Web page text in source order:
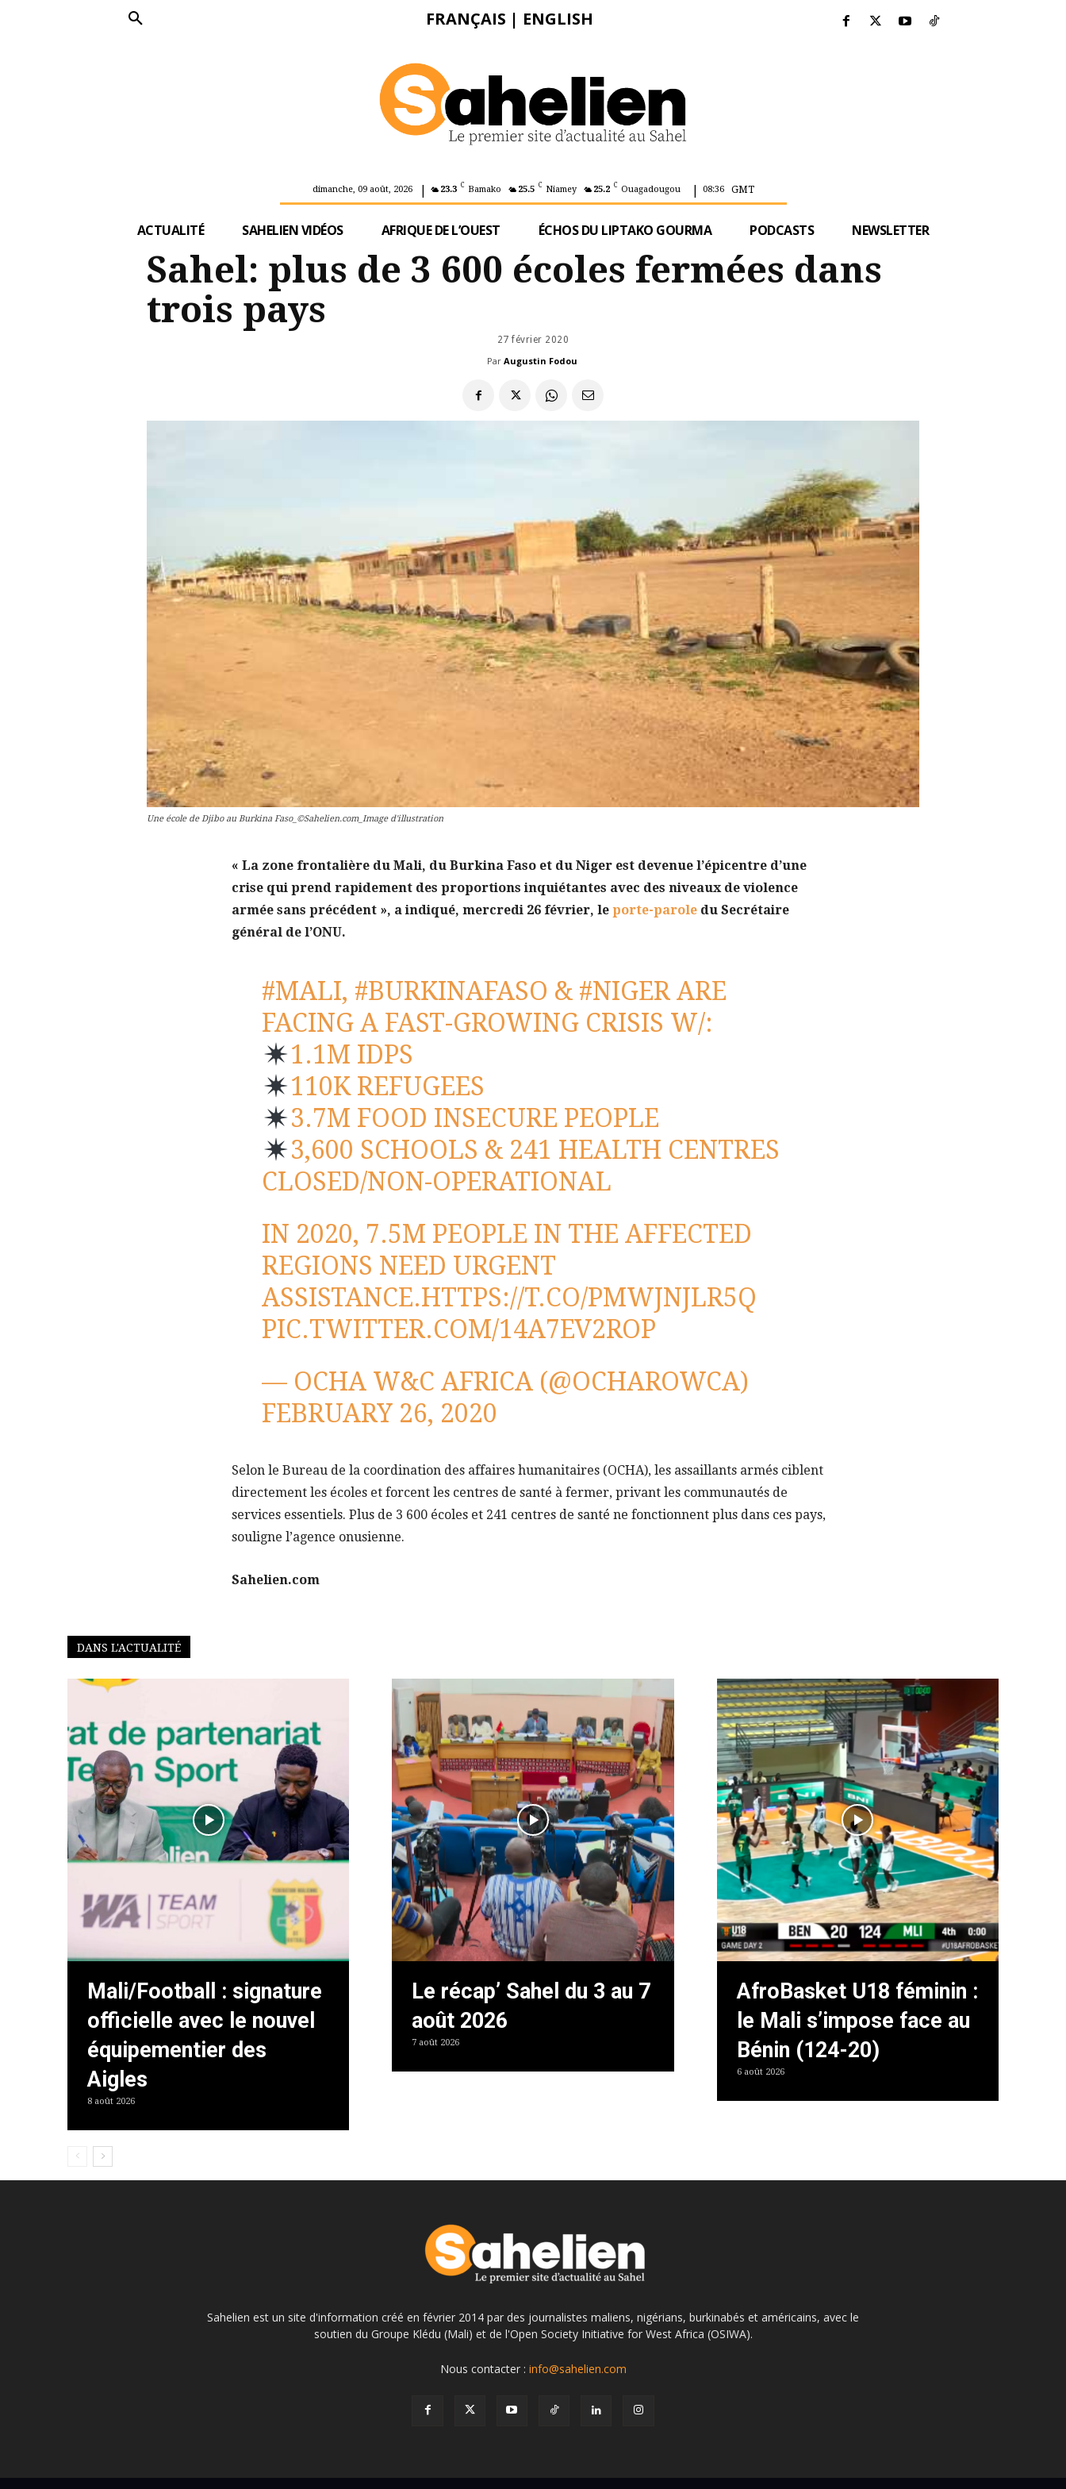
FRANÇAIS | ENGLISH
dimanche, 09 août, 2026 | 23.3 C Bamako 25.5 C Niamey 25.2 C Ouagadougou | 08:36 GMT
ACTUALITÉ SAHELIEN VIDÉOS AFRIQUE DE L’OUEST ÉCHOS DU LIPTAKO GOURMA PODCASTS NEWSLETTER
Sahel: plus de 3 600 écoles fermées dans
trois pays
27 février 2020
Par Augustin Fodou
Une école de Djibo au Burkina Faso_©Sahelien.com_Image d'illustration
« La zone frontalière du Mali, du Burkina Faso et du Niger est devenue l’épicentre d’une
crise qui prend rapidement des proportions inquiétantes avec des niveaux de violence
armée sans précédent », a indiqué, mercredi 26 février, le porte-parole du Secrétaire
général de l’ONU.
#MALI, #BURKINAFASO & #NIGERARE
FACING A FAST-GROWING CRISIS W/:
1.1M IDPS
110K REFUGEES
3.7M FOOD INSECURE PEOPLE
3,600 SCHOOLS & 241 HEALTH CENTRES
CLOSED/NON-OPERATIONAL
IN 2020, 7.5M PEOPLE IN THE AFFECTED
REGIONS NEED URGENT
ASSISTANCE.HTTPS://T.CO/PMWJNJLR5Q
PIC.TWITTER.COM/14A7EV2ROP
— OCHA W&C AFRICA (@OCHAROWCA)
FEBRUARY 26, 2020
Selon le Bureau de la coordination des affaires humanitaires (OCHA), les assaillants armés ciblent
directement les écoles et forcent les centres de santé à fermer, privant les communautés de
services essentiels. Plus de 3 600 écoles et 241 centres de santé ne fonctionnent plus dans ces pays,
souligne l’agence onusienne.
Sahelien.com
DANS L'ACTUALITÉ
Mali/Football : signature
officielle avec le nouvel
équipementier des
Aigles
8 août 2026
Le récap’ Sahel du 3 au 7
août 2026
7 août 2026
AfroBasket U18 féminin :
le Mali s’impose face au
Bénin (124-20)
6 août 2026
Sahelien est un site d'information créé en février 2014 par des journalistes maliens, nigérians, burkinabés et américains, avec le
soutien du Groupe Klédu (Mali) et de l'Open Society Initiative for West Africa (OSIWA).
Nous contacter : info@sahelien.com